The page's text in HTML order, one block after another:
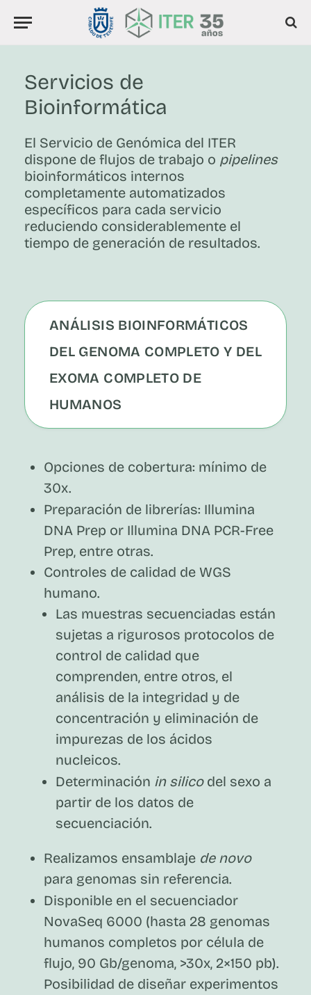
Servicios de
Bioinformática
El Servicio de Genómica del ITER
dispone de flujos de trabajo o pipelines
bioinformáticos internos
completamente automatizados
específicos para cada servicio
reduciendo considerablemente el
tiempo de generación de resultados.
ANÁLISIS BIOINFORMÁTICOS
DEL GENOMA COMPLETO Y DEL
EXOMA COMPLETO DE
HUMANOS
Opciones de cobertura: mínimo de
30x.
Preparación de librerías: Illumina
DNA Prep or Illumina DNA PCR-Free
Prep, entre otras.
Controles de calidad de WGS
humano.
Las muestras secuenciadas están
sujetas a rigurosos protocolos de
control de calidad que
comprenden, entre otros, el
análisis de la integridad y de
concentración y eliminación de
impurezas de los ácidos
nucleicos.
Determinación in silicodel sexo a
partir de los datos de
secuenciación.
Realizamos ensamblaje de novo
para genomas sin referencia.
Disponible en el secuenciador
NovaSeq 6000 (hasta 28 genomas
humanos completos por célula de
flujo, 90 Gb/genoma, >30x, 2×150 pb).
Posibilidad de diseñar experimentos